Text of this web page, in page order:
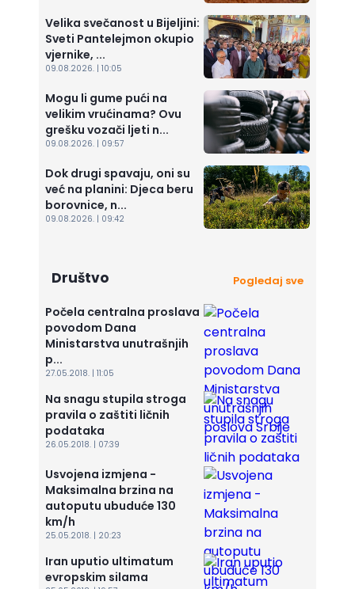
Velika svečanost u Bijeljini:
Sveti Pantelejmon okupio
vjernike, ...
09.08.2026. | 10:05
Mogu li gume pući na
velikim vrućinama? Ovu
grešku vozači ljeti n...
09.08.2026. | 09:57
Dok drugi spavaju, oni su
već na planini: Djeca beru
borovnice, n...
09.08.2026. | 09:42
Društvo Pogledaj sve
Počela centralna proslava
povodom Dana
Ministarstva unutrašnjih
p...
27.05.2018. | 11:05
Na snagu stupila stroga
pravila o zaštiti ličnih
podataka
26.05.2018. | 07:39
Usvojena izmjena -
Maksimalna brzina na
autoputu ubuduće 130
km/h
25.05.2018. | 20:23
Iran uputio ultimatum
evropskim silama